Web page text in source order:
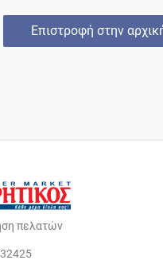
Επιστροφή στην
πελατών